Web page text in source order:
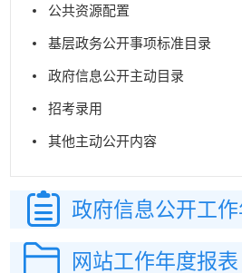
公共资源配置
基层政务公开事项标准目录
政府信息公开主动目录
招考录用
其他主动公开内容
政府信息公开工
网站工作年度报表